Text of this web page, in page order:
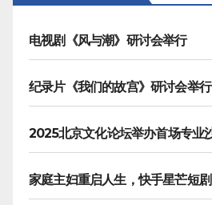
页
电视剧《风与潮》研讨会举行
纪录片《我们的故宫》研讨会举行